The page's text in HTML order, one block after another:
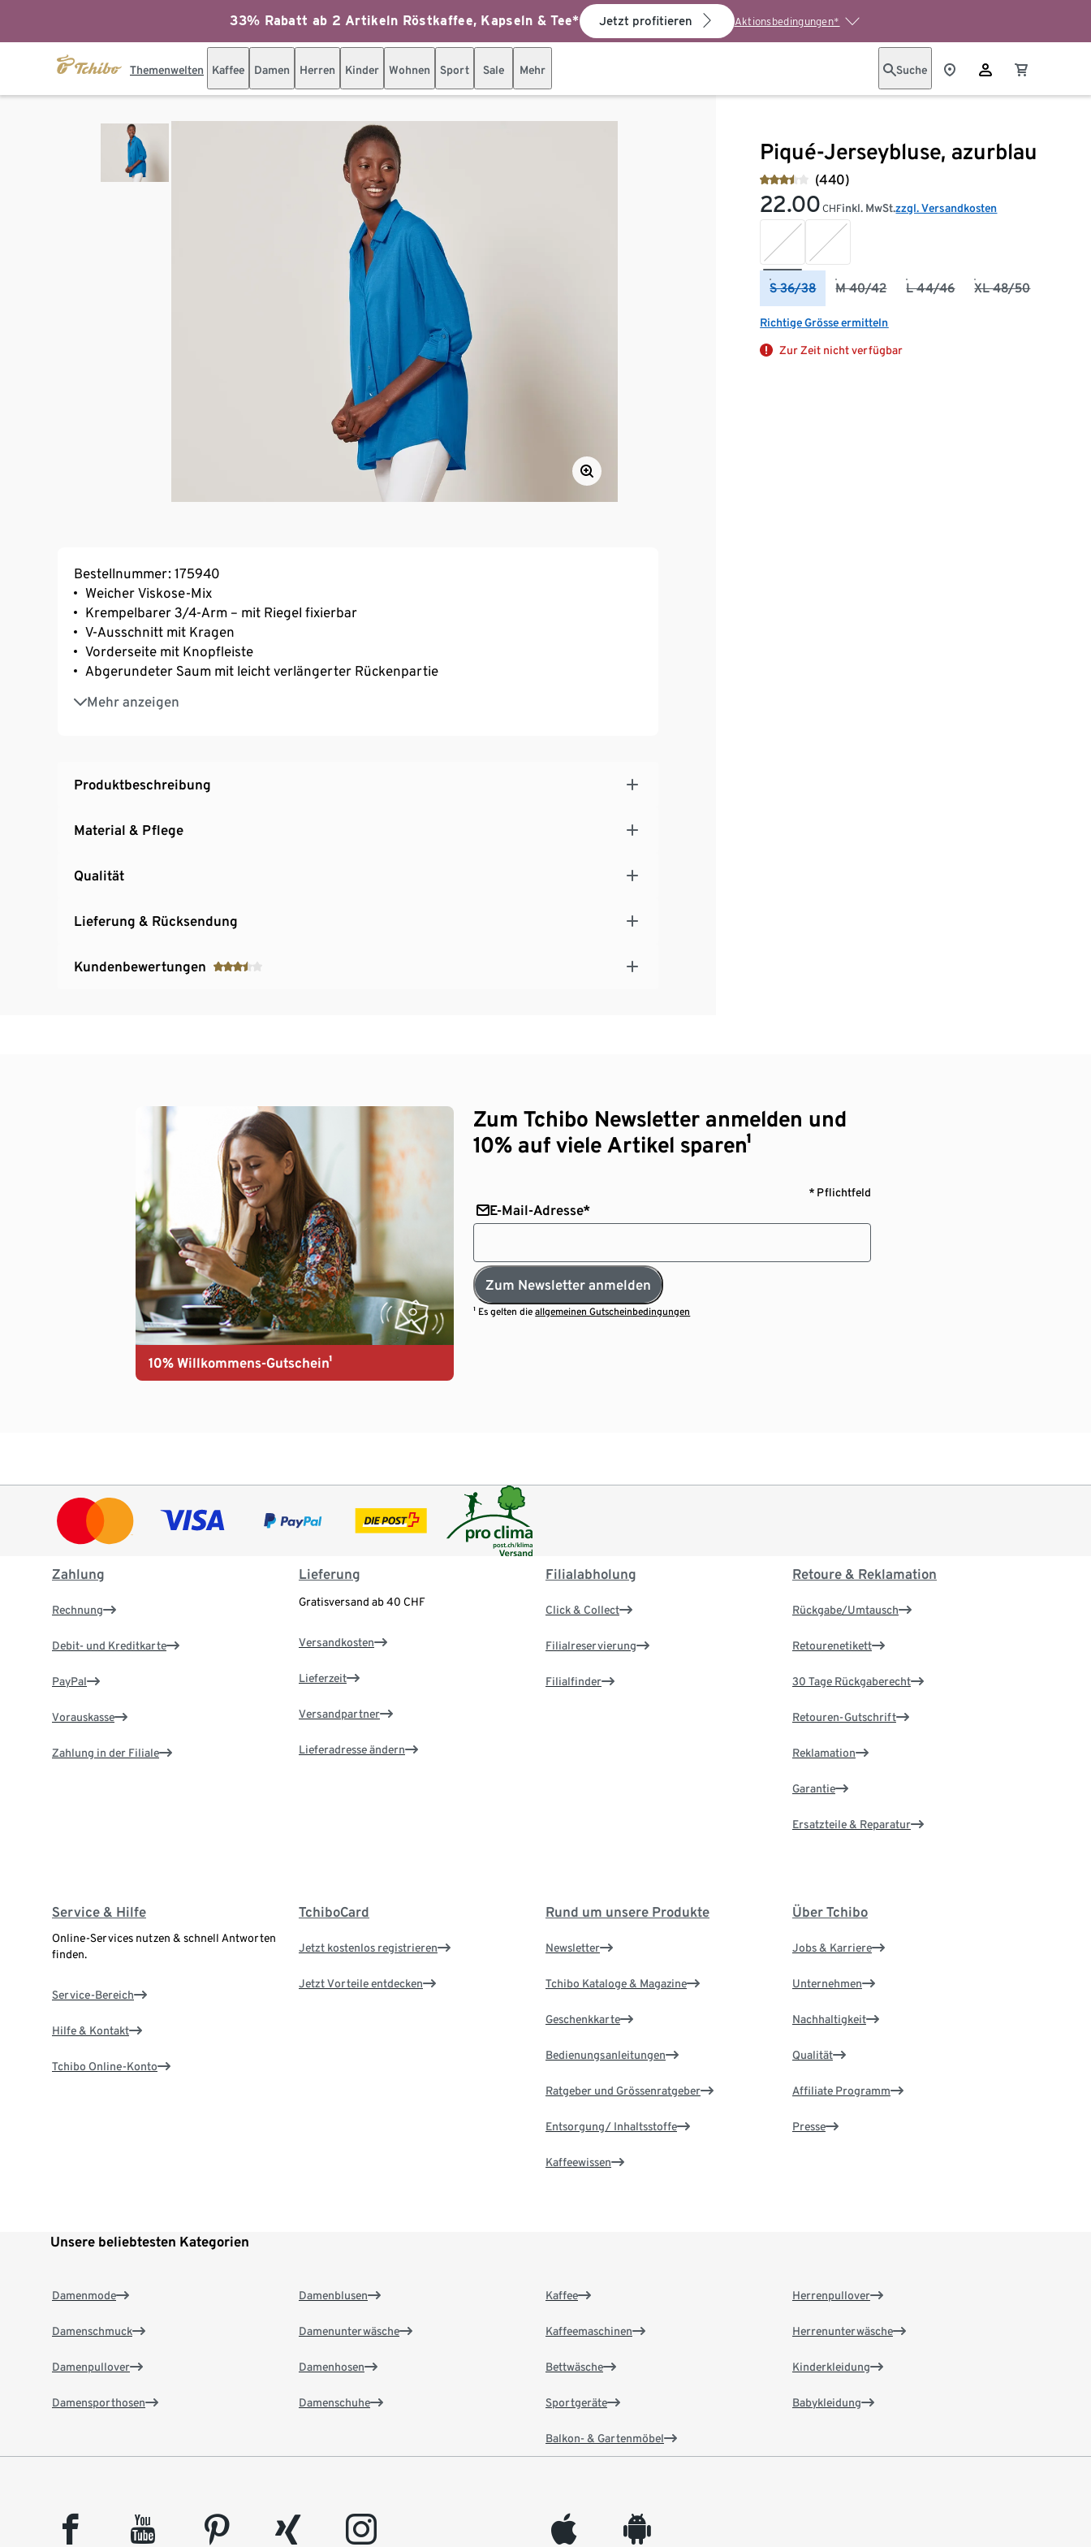
33% Rabatt ab 2 Artikeln Röstkaffee, Kapseln & Tee* Jetzt profitieren Aktionsbedingungen*
Themenwelten Kaffee Damen Herren Kinder Wohnen Sport Sale Mehr Suche
Piqué-Jerseybluse, azurblau
(440)
22.00 CHFinkl. MwSt.zzgl. Versandkosten
S 36/38 M 40/42 L 44/46 XL 48/50
Richtige Grösse ermitteln
Zur Zeit nicht verfügbar
Bestellnummer: 175940
Weicher Viskose-Mix
Krempelbarer 3/4-Arm – mit Riegel fixierbar
V-Ausschnitt mit Kragen
Vorderseite mit Knopfleiste
Abgerundeter Saum mit leicht verlängerter Rückenpartie
Mehr anzeigen
Schulterpasse mit Kellerfalte
Produktbeschreibung
Material & Pflege
Qualität
Lieferung & Rücksendung
Kundenbewertungen
10% Willkommens-Gutschein¹
Zum Tchibo Newsletter anmelden und
10% auf viele Artikel sparen¹
* Pflichtfeld
E-Mail-Adresse*
Zum Newsletter anmelden
¹ Es gelten dieallgemeinen Gutscheinbedingungen
Zahlung
Rechnung
Debit- und Kreditkarte
PayPal
Vorauskasse
Zahlung in der Filiale
Lieferung
Gratisversand ab 40 CHF
Versandkosten
Lieferzeit
Versandpartner
Lieferadresse ändern
Filialabholung
Click & Collect
Filialreservierung
Filialfinder
Retoure & Reklamation
Rückgabe/Umtausch
Retourenetikett
30 Tage Rückgaberecht
Retouren-Gutschrift
Reklamation
Garantie
Ersatzteile & Reparatur
Service & Hilfe
Online-Services nutzen & schnell Antworten
finden.
Service-Bereich
Hilfe & Kontakt
Tchibo Online-Konto
TchiboCard
Jetzt kostenlos registrieren
Jetzt Vorteile entdecken
Rund um unsere Produkte
Newsletter
Tchibo Kataloge & Magazine
Geschenkkarte
Bedienungsanleitungen
Ratgeber und Grössenratgeber
Entsorgung/ Inhaltsstoffe
Kaffeewissen
Über Tchibo
Jobs & Karriere
Unternehmen
Nachhaltigkeit
Qualität
Affiliate Programm
Presse
Unsere beliebtesten Kategorien
Damenmode
Damenschmuck
Damenpullover
Damensporthosen
Damenblusen
Damenunterwäsche
Damenhosen
Damenschuhe
Kaffee
Kaffeemaschinen
Bettwäsche
Sportgeräte
Balkon- & Gartenmöbel
Herrenpullover
Herrenunterwäsche
Kinderkleidung
Babykleidung
facebook youtube pinterest xing instagram appleinc android